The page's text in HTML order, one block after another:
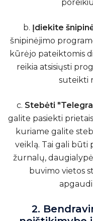
b. Įdiekite
šnipinėjimo
kūrėjo pateiktomis
reikia atsisiųsti
suteikti
c. Stebėti
galite pasiekti
kuriame galite
veiklą. Tai gali būti
žurnalų,
buvimo vietos
2.